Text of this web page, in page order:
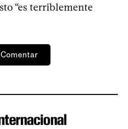
“es terriblemente
Comentar